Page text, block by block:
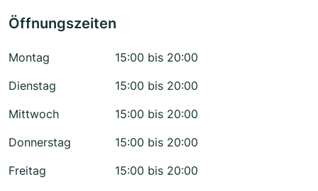
Öffnungszeiten
Montag
15:00 bis 20:00
Dienstag
15:00 bis 20:00
Mittwoch
15:00 bis 20:00
Donnerstag
15:00 bis 20:00
Freitag
15:00 bis 20:00